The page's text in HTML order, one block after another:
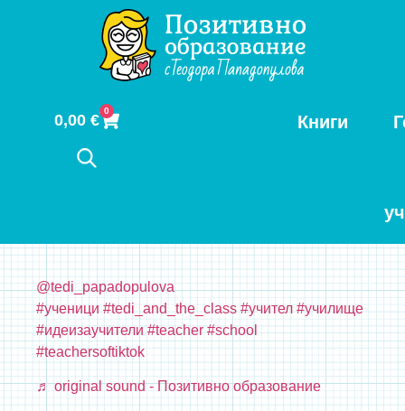
0,00€
0
Книги
@tedi_papadopulova
#ученици #tedi_and_the_class #учител #училище
#идеизаучители #teacher #school
#teachersoftiktok
♬ original sound - Позитивно образование